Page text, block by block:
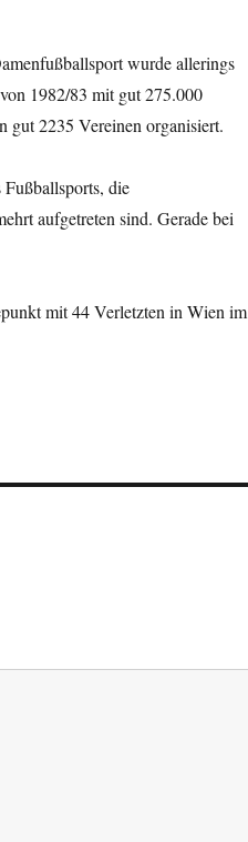
wurde allerings
1982/83 mit gut 275.000
gut 2235 Vereinen organisiert.
Fußballsports, die
aufgetreten sind. Gerade bei
mit 44 Verletzten in Wien im